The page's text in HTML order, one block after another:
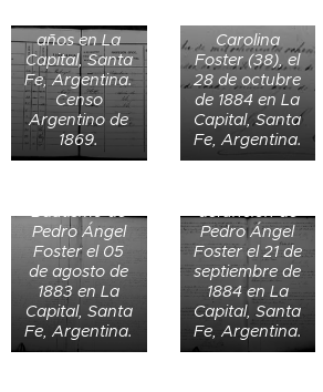
años en La
Capital, Santa
Fe, Argentina.
Censo
Argentino de
1869.
Carolina
Foster (38), el
28 de octubre
de 1884 en La
Capital, Santa
Fe, Argentina.
Bautismo de
Pedro Ángel
Foster el 05
de agosto de
1883 en La
Capital, Santa
Fe, Argentina.
defunción de
Pedro Ángel
Foster el 21 de
septiembre de
1884 en La
Capital, Santa
Fe, Argentina.
Susan Foster
de Forbes, 80
del reverendo
Thomas
Taylor y Mary
Rawson en la
iglesia
parroquial de
Leeds, West
Registro de